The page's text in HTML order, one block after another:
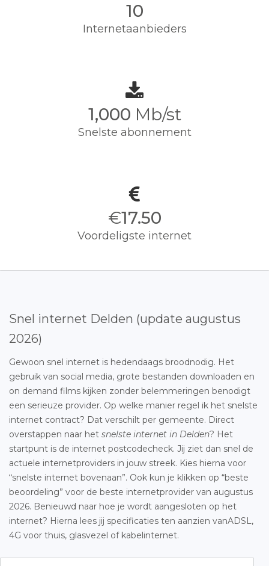
10
Internetaanbieders
1,000 Mb/st
Snelste abonnement
€17.50
Voordeligste internet
Snel internet Delden (update augustus
2026)
Gewoon snel internet is hedendaags broodnodig. Het
gebruik van social media, grote bestanden downloaden en
on demand films kijken zonder belemmeringen benodigt
een serieuze provider. Op welke manier regel ik het snelste
internet contract? Dat verschilt per gemeente. Direct
overstappen naar het snelste internet in Delden? Het
startpunt is de internet postcodecheck. Jij ziet dan snel de
actuele internetproviders in jouw streek. Kies hierna voor
“snelste internet bovenaan”. Ook kun je klikken op “beste
beoordeling” voor de beste internetprovider van augustus
2026. Benieuwd naar hoe je wordt aangesloten op het
internet? Hierna lees jij specificaties ten aanzien vanADSL,
4G voor thuis, glasvezel of kabelinternet.